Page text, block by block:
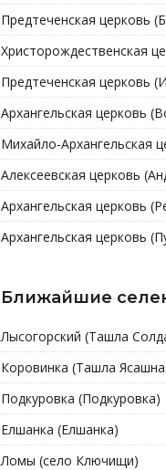
Предтеченская церковь
Христорождественская
Предтеченская церковь
Архангельская церковь
Михайло-Архангельская
Алексеевская церковь
Архангельская церковь
Архангельская церковь
Ближайшие
Лысогорский (Ташла
Коровинка (Ташла
Подкуровка (Подкуровка)
Елшанка (Елшанка)
Ломы (cело Ключищи)